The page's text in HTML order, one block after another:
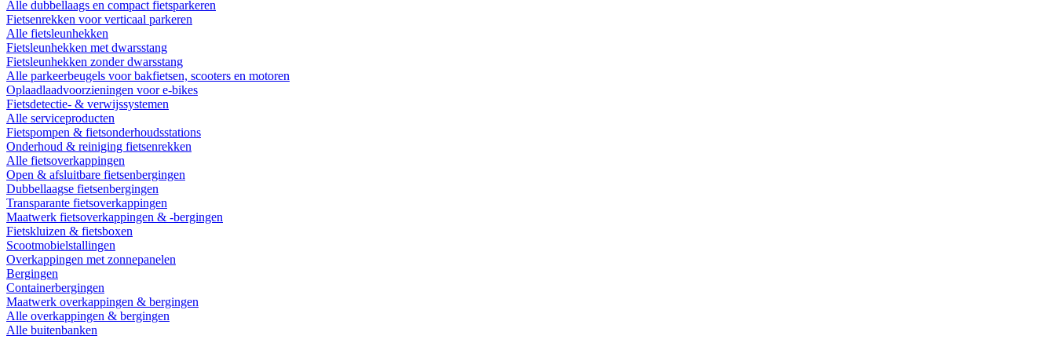
Alle dubbellaags en compact fietsparkeren
Fietsenrekken voor verticaal parkeren
Alle fietsleunhekken
Fietsleunhekken met dwarsstang
Fietsleunhekken zonder dwarsstang
Alle parkeerbeugels voor bakfietsen, scooters en motoren
Oplaadlaadvoorzieningen voor e-bikes
Fietsdetectie- & verwijssystemen
Alle serviceproducten
Fietspompen & fietsonderhoudsstations
Onderhoud & reiniging fietsenrekken
Alle fietsoverkappingen
Open & afsluitbare fietsenbergingen
Dubbellaagse fietsenbergingen
Transparante fietsoverkappingen
Maatwerk fietsoverkappingen & -bergingen
Fietskluizen & fietsboxen
Scootmobielstallingen
Overkappingen met zonnepanelen
Bergingen
Containerbergingen
Maatwerk overkappingen & bergingen
Alle overkappingen & bergingen
Alle buitenbanken